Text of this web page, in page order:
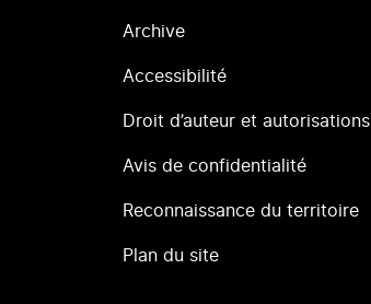
Archive
Accessibilité
Droit d’auteur et autorisations
Avis de confidentialité
Reconnaissance du territoire
Plan du site